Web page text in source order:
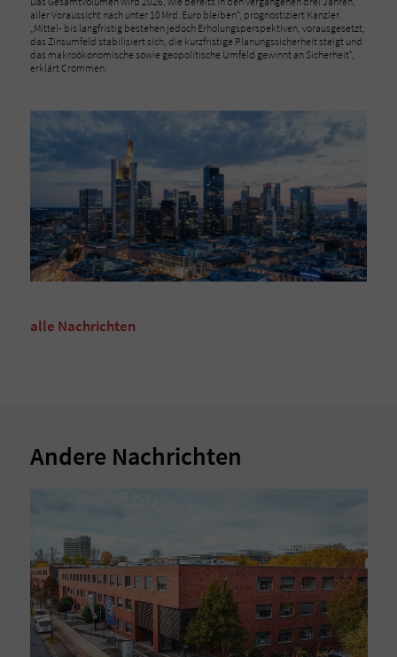
aller Voraussicht nach unter 10 Mrd. Euro bleiben“, prognostiziert Kanzler.
„Mittel- bis langfristig bestehen jedoch Erholungsperspektiven, vorausgesetzt,
das Zinsumfeld stabilisiert sich, die kurzfristige Planungssicherheit steigt und
das makroökonomische sowie geopolitische Umfeld gewinnt an Sicherheit“,
erklärt Crommen.
alle Nachrichten
Andere Nachrichten